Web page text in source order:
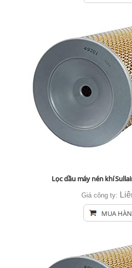
Lọc dầu máy nén khí
Giá công ty:
MUA